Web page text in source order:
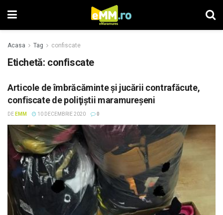
Acasa Tag confiscate
Etichetă: confiscate
Articole de îmbrăcăminte şi jucării contrafăcute,
confiscate de poliţiştii maramureşeni
DE EMM 10 DECEMBRIE 2020 0